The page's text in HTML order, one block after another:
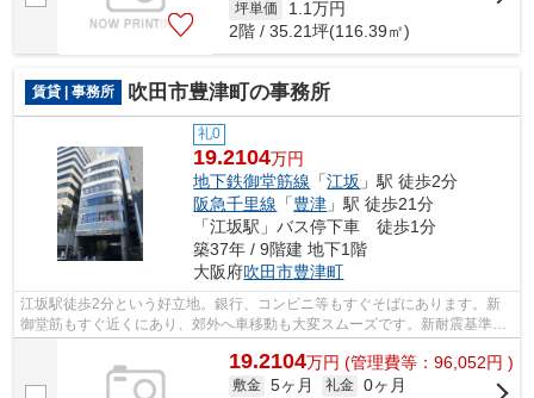
坪単価 1.1万円
2階 / 35.21坪(116.39㎡)
賃貸 | 事務所 吹田市豊津町の事務所
礼0
19.2104万円
地下鉄御堂筋線 「江坂 」駅 徒歩2分
阪急千里線 「豊津 」駅 徒歩21分
「江坂駅」バス停下車 徒歩1分
築37年 / 9階建 地下1階
大阪府吹田市豊津町
江坂駅徒歩2分という好立地。銀行、コンビニ等もすぐそばにあります。新
御堂筋もすぐ近くにあり、郊外へ車移動も大変スムーズです。新耐震基準を
19.2104万円 (管理費等：96,052円 )
敷金 5ヶ月 礼金 0ヶ月